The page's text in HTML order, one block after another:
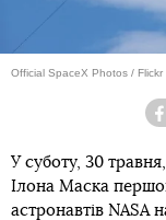
Official SpaceX Photos / Flickr
У суботу, 30
Ілона Маска
астронавтів